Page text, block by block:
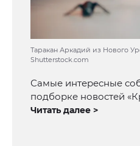
Таракан Аркадий из Нового
Shutterstock.com
Самые интересные
подборке новостей
Читать далее >